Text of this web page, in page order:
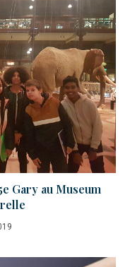
Gary au Museum